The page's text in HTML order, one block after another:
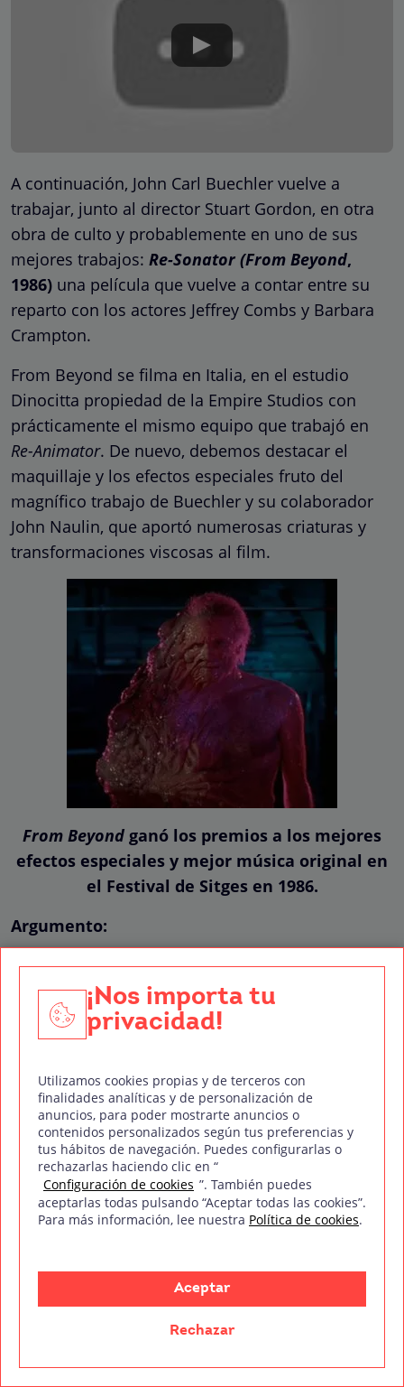
A continuación, John Carl Buechler vuelve a
trabajar, junto al director Stuart Gordon, en otra
obra de culto y probablemente en uno de sus
mejores trabajos: Re-Sonator (From Beyond,
1986) una película que vuelve a contar entre su
reparto con los actores Jeffrey Combs y Barbara
Crampton.
From Beyond se filma en Italia, en el estudio
Dinocitta propiedad de la Empire Studios con
prácticamente el mismo equipo que trabajó en
Re-Animator. De nuevo, debemos destacar el
maquillaje y los efectos especiales fruto del
magnífico trabajo de Buechler y su colaborador
John Naulin, que aportó numerosas criaturas y
transformaciones viscosas al film.
From Beyond ganó los premios a los mejores
efectos especiales y mejor música original en
el Festival de Sitges en 1986.
Argumento:
El doctor Pretorius y su colega, el doctor
Tillinghast, trabajan en un experimento
sensacional: el Resonator. A través de la
estimulación de la glándula pineal quieren abrir
donde habitan seres que no podemos ver. Pero
cuando el experimento tiene éxito, son atacados
por terribles formas de vida.
¡Nos importa tu
privacidad!
Utilizamos cookies propias y de terceros con
finalidades analíticas y de personalización de
anuncios, para poder mostrarte anuncios o
contenidos personalizados según tus preferencias y
tus hábitos de navegación. Puedes configurarlas o
rechazarlas haciendo clic en “
Configuración de cookies ”. También puedes
aceptarlas todas pulsando “Aceptar todas las cookies”.
Para más información, lee nuestra Política de cookies.
Aceptar
Rechazar